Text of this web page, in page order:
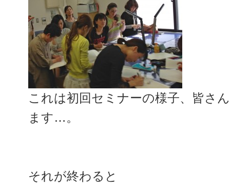
これは初回セミナーの様子、皆さ
ます…。
それが終わると